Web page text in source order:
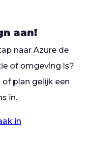
aan!
naar Azure de
of omgeving is?
plan gelijk een
in.
in